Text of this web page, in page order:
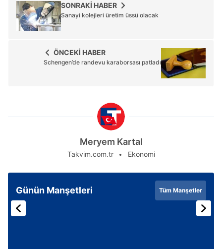
SONRAKİ HABER
Sanayi kolejleri üretim üssü olacak
ÖNCEKİ HABER
Schengen’de randevu karaborsası patladı
Meryem Kartal
Takvim.com.tr Ekonomi
Günün Manşetleri Tüm Manşetler